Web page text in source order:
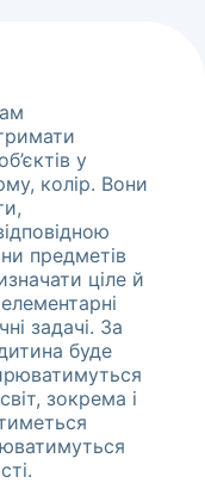
у
колір. Вони
предметів
ціле й
задачі. За
буде
зокрема і